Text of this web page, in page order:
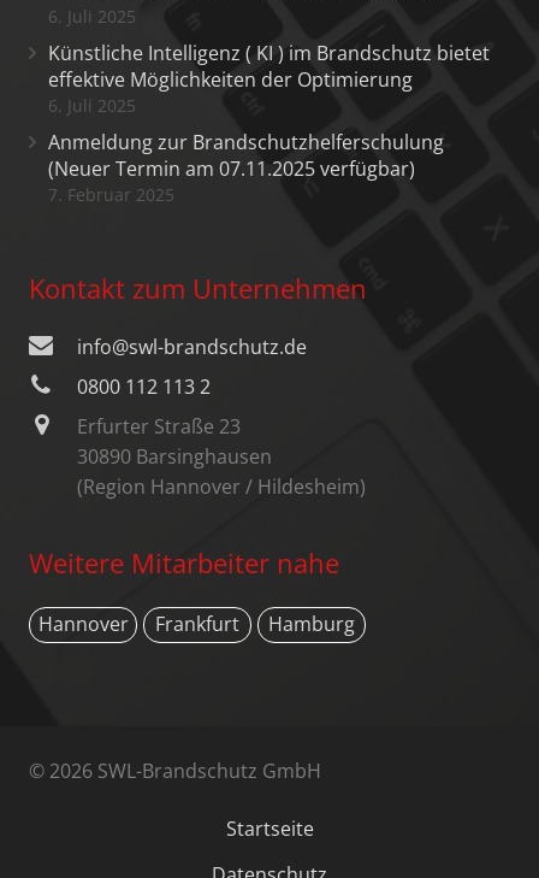
6. Juli 2025
Künstliche Intelligenz ( KI ) im Brandschutz bietet
effektive Möglichkeiten der Optimierung
6. Juli 2025
Anmeldung zur Brandschutzhelferschulung
(Neuer Termin am 07.11.2025 verfügbar)
7. Februar 2025
Kontakt zum Unternehmen
info@swl-brandschutz.de
0800 112 113 2
Erfurter Straße 23
30890 Barsinghausen
(Region Hannover / Hildesheim)
Weitere Mitarbeiter nahe
Hannover Frankfurt Hamburg
© 2026 SWL-Brandschutz GmbH
Startseite